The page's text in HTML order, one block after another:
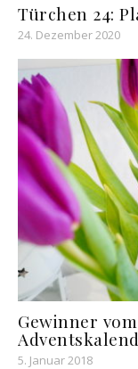
Türchen 24:
24. Dezember 2020
Gewinner
5. Januar 2018